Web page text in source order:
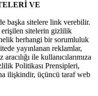
VE
başka sitelere link verebilir.
erişilen sitelerin gizlilik
herhangi bir sorumluluk
yayınlanan reklamlar,
ile kullanıcılarımıza
Politikası Prensipleri,
ilişkindir, üçüncü taraf web